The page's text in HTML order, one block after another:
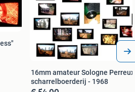
16mm amateur Sologne Perreux -
scharrelboerderij - 1968